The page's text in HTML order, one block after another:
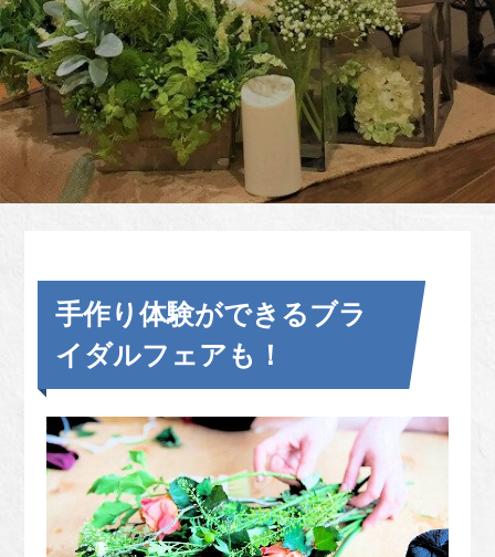
手作り体験ができるブラ
イダルフェアも！